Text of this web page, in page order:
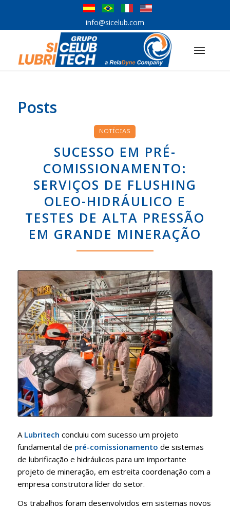
info@sicelub.com
Posts
NOTÍCIAS
SUCESSO EM PRÉ-
COMISSIONAMENTO:
SERVIÇOS DE FLUSHING
OLEO-HIDRÁULICO E
TESTES DE ALTA PRESSÃO
EM GRANDE MINERAÇÃO
A Lubritech concluiu com sucesso um projeto
fundamental de pré-comissionamento de sistemas
de lubrificação e hidráulicos para um importante
projeto de mineração, em estreita coordenação com a
empresa construtora líder do setor.
Os trabalhos foram desenvolvidos em sistemas novos